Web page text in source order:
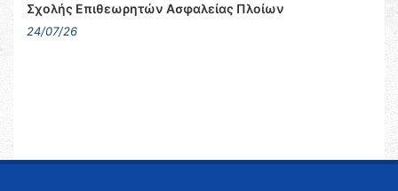
Σχολής Επιθεωρητών Ασφαλείας Πλοίων
24/07/26